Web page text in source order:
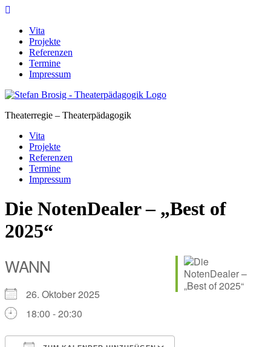
Skip
contentVita
Projekte
Referenzen
Termine
Impressum
Theaterregie – Theaterpädagogik
Vita
Projekte
Referenzen
Termine
Impressum
Die NotenDealer – „Best of
2025“
WANN
26. Oktober 2025
18:00 - 20:30